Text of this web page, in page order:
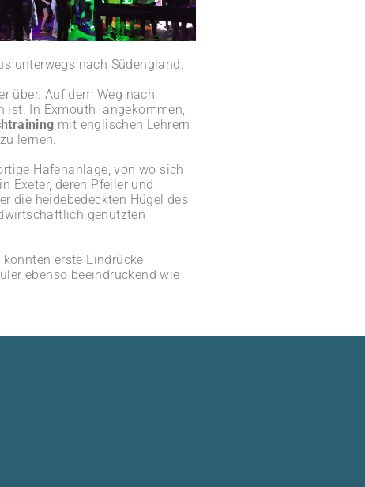
unterwegs nach Südengland.
über. Auf dem Weg nach
ist. In Exmouth angekommen,
mit englischen Lehrern
lernen.
Hafenanlage, von wo sich
Exeter, deren Pfeiler und
die heidebedeckten Hügel des
genutzten
erste Eindrücke
ebenso beeindruckend wie